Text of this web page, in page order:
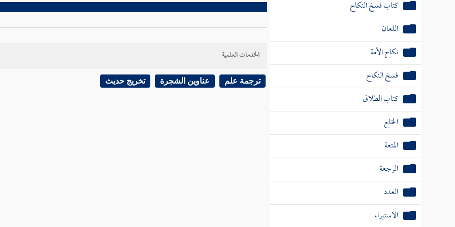
كتاب فسخ النكاح
اللعان
نكاح الأمة
فسخ النكاح
كتاب الطلاق
الخلع
المتعة
الرجعة
العدد
الاستبراء
الخدمات العلمية
ترجمة علم عناوين الشجرة تخريج حديث